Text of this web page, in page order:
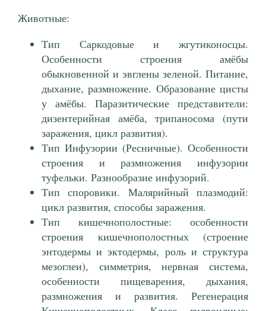
Животные:
Тип Саркодовые и жгутиконосцы.
Особенности строения амёбы
обыкновенной и эвглены зеленой. Питание,
дыхание, размножение. Образование цисты
у амёбы. Паразитические представители:
дизентерийная амёба, трипаносома (пути
заражения, цикл развития).
Тип Инфузории (Ресничные). Особенности
строения и размножения инфузории
туфельки. Разнообразие инфузорий.
Тип споровики. Малярийный плазмодий:
цикл развития, способы заражения.
Тип кишечнополостные: особенности
строения кишечнополостных (строение
энтодермы и эктодермы, роль и структура
мезоглеи), симметрия, нервная система,
особенности пищеварения, дыхания,
размножения и развития. Регенерация